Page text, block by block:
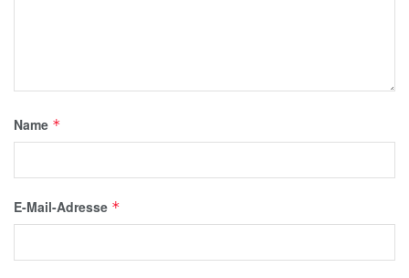
Name *
E-Mail-Adresse *